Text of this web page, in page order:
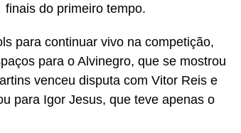
finais do primeiro tempo.
para continuar vivo na competição,
para o Alvinegro, que se mostrou
venceu disputa com Vitor Reis e
para Igor Jesus, que teve apenas o